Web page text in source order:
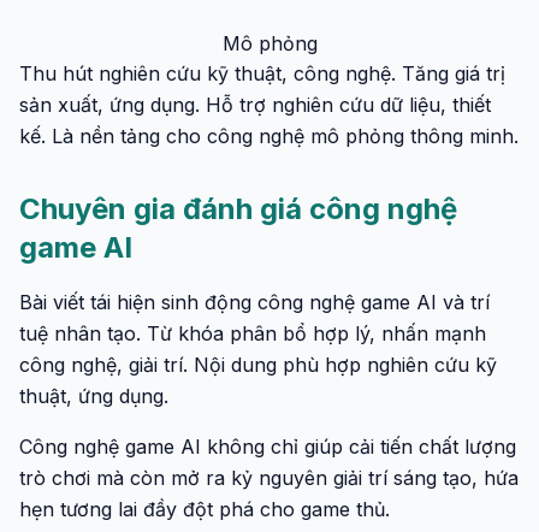
Mô phỏng
Thu hút nghiên cứu kỹ thuật, công nghệ. Tăng giá trị
sản xuất, ứng dụng. Hỗ trợ nghiên cứu dữ liệu, thiết
kế. Là nền tảng cho công nghệ mô phỏng thông minh.
Chuyên gia đánh giá công nghệ
game AI
Bài viết tái hiện sinh động công nghệ game AI và trí
tuệ nhân tạo. Từ khóa phân bổ hợp lý, nhấn mạnh
công nghệ, giải trí. Nội dung phù hợp nghiên cứu kỹ
thuật, ứng dụng.
Công nghệ game AI không chỉ giúp cải tiến chất lượng
trò chơi mà còn mở ra kỷ nguyên giải trí sáng tạo, hứa
hẹn tương lai đầy đột phá cho game thủ.